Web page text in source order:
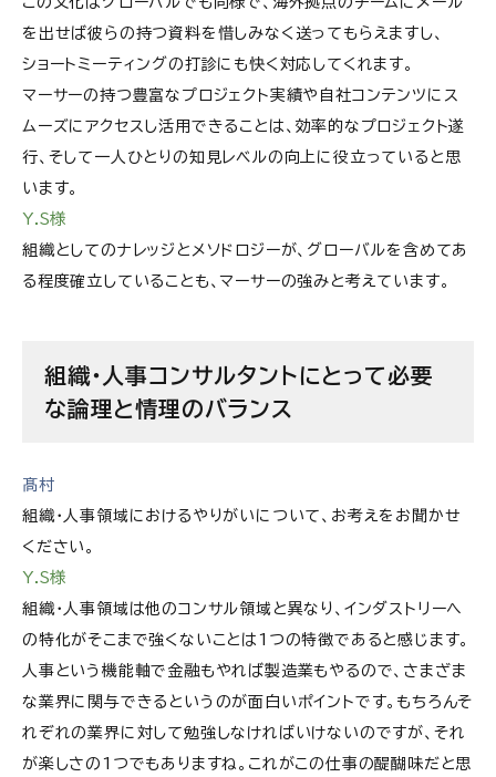
を出せば彼らの持つ資料を惜しみなく送ってもらえますし、
ショートミーティングの打診にも快く対応してくれます。
マーサーの持つ豊富なプロジェクト実績や自社コンテンツにス
ムーズにアクセスし活用できることは、効率的なプロジェクト遂
行、そして一人ひとりの知見レベルの向上に役立っていると思
います。
Y.S様
組織としてのナレッジとメソドロジーが、グローバルを含めてあ
る程度確立していることも、マーサーの強みと考えています。
組織・人事コンサルタントにとって必要
な論理と情理のバランス
髙村
組織・人事領域におけるやりがいについて、お考えをお聞かせ
ください。
Y.S様
組織・人事領域は他のコンサル領域と異なり、インダストリーへ
の特化がそこまで強くないことは1つの特徴であると感じます。
人事という機能軸で金融もやれば製造業もやるので、さまざま
な業界に関与できるというのが面白いポイントです。もちろんそ
れぞれの業界に対して勉強しなければいけないのですが、それ
が楽しさの1つでもありますね。これがこの仕事の醍醐味だと思